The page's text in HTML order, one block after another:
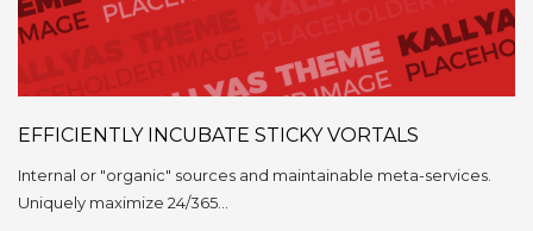
EFFICIENTLY INCUBATE STICKY VORTALS
Internal or "organic" sources and maintainable meta-services.
Uniquely maximize 24/365…